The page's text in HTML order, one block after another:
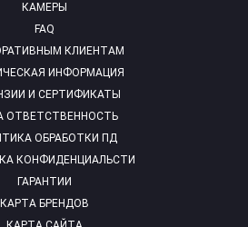
КАМЕРЫ
FAQ
КЛИЕНТАМ
ИНФОРМАЦИЯ
И СЕРТИФИКАТЫ
ОТВЕТСТВЕННОСТЬ
ОБРАБОТКИ ПД
КОНФИДЕНЦИАЛЬСТИ
ГАРАНТИИ
КАРТА БРЕНДОВ